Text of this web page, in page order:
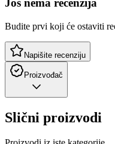
Još nema recenzija
Budite prvi koji će ostaviti
Napišite recenziju
Proizvođač
Slični proizvodi